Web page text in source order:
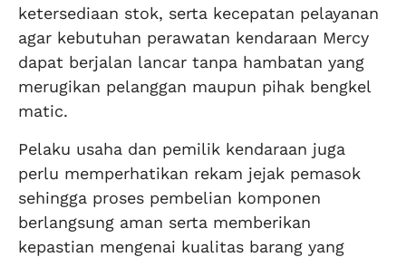
ketersediaan stok, serta kecepatan pelayanan
agar kebutuhan perawatan kendaraan Mercy
dapat berjalan lancar tanpa hambatan yang
merugikan pelanggan maupun pihak bengkel
matic.
Pelaku usaha dan pemilik kendaraan juga
perlu memperhatikan rekam jejak pemasok
sehingga proses pembelian komponen
berlangsung aman serta memberikan
kepastian mengenai kualitas barang yang